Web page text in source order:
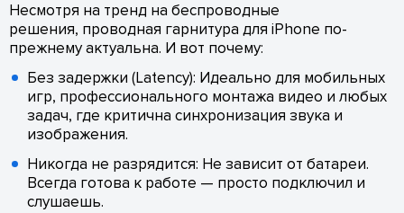
Несмотря на тренд на беспроводные
решения, проводная гарнитура для iPhone по-
прежнему актуальна. И вот почему:
Без задержки (Latency): Идеально для мобильных
игр, профессионального монтажа видео и любых
задач, где критична синхронизация звука и
изображения.
Никогда не разрядится: Не зависит от батареи.
Всегда готова к работе — просто подключил и
слушаешь.